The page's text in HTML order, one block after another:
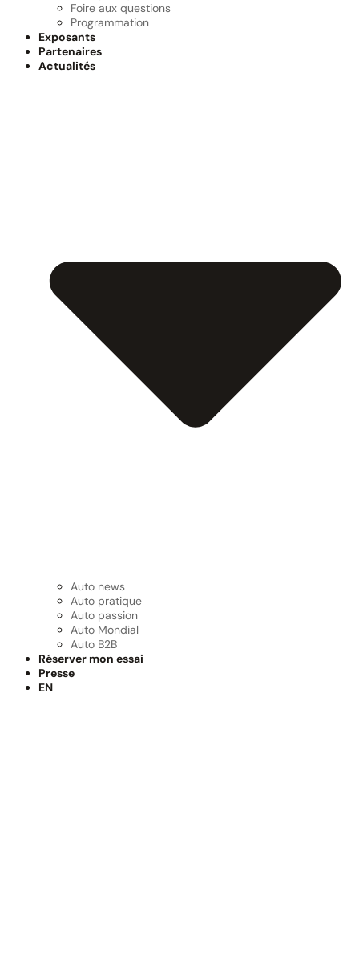
Foire aux questions
Programmation
Exposants
Partenaires
Actualités
Auto news
Auto pratique
Auto passion
Auto Mondial
Auto B2B
Réserver mon essai
Presse
EN